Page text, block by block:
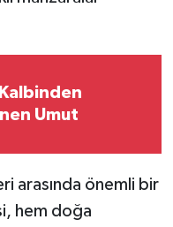
Kalbinden
Umut
arasında önemli bir
hem doğa